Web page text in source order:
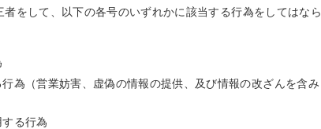
をして、以下の各号のいずれかに該当する行為をしてはな
為（営業妨害、虚偽の情報の提供、及び情報の改ざんを含
る行為